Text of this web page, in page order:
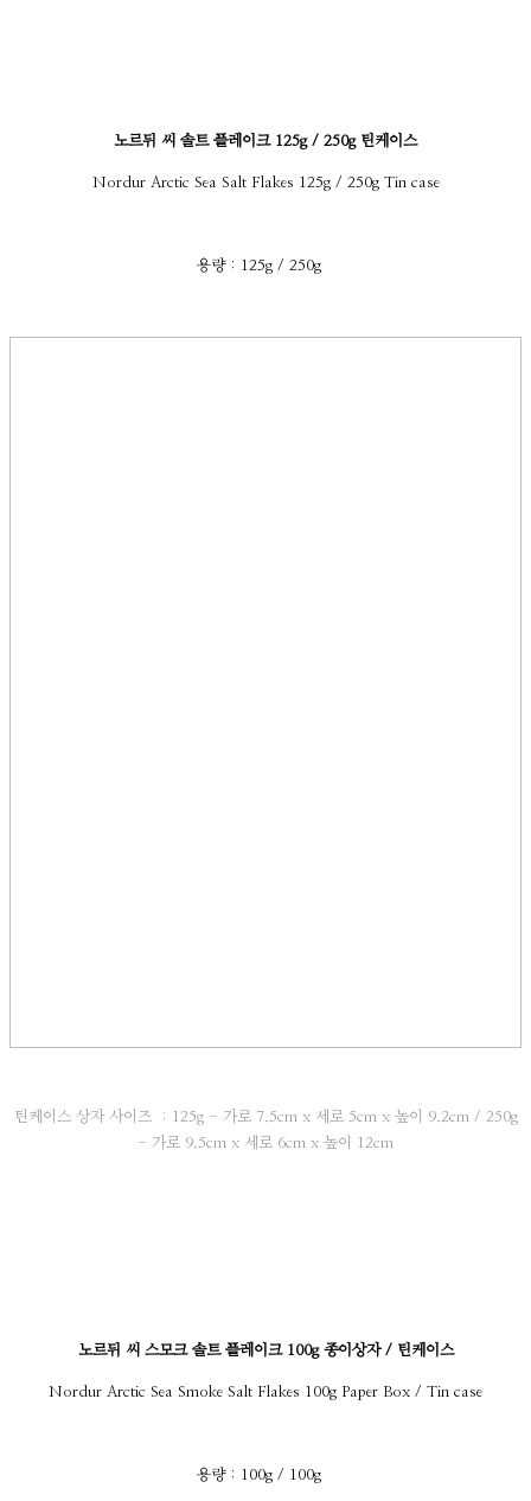
노르뒤 씨 솔트 플레이크 125g / 250g 틴케이스
Nordur Arctic Sea Salt Flakes 125g / 250g Tin case
용량 : 125g / 250g
틴케이스 상자 사이즈 : 125g - 가로 7.5cm x 세로 5cm x 높이 9.2cm / 250g
- 가로 9.5cm x 세로 6cm x 높이 12cm
노르뒤 씨 스모크 솔트 플레이크 100g 종이상자 / 틴케이스
Nordur Arctic Sea Smoke Salt Flakes 100g Paper Box / Tin case
용량 : 100g / 100g